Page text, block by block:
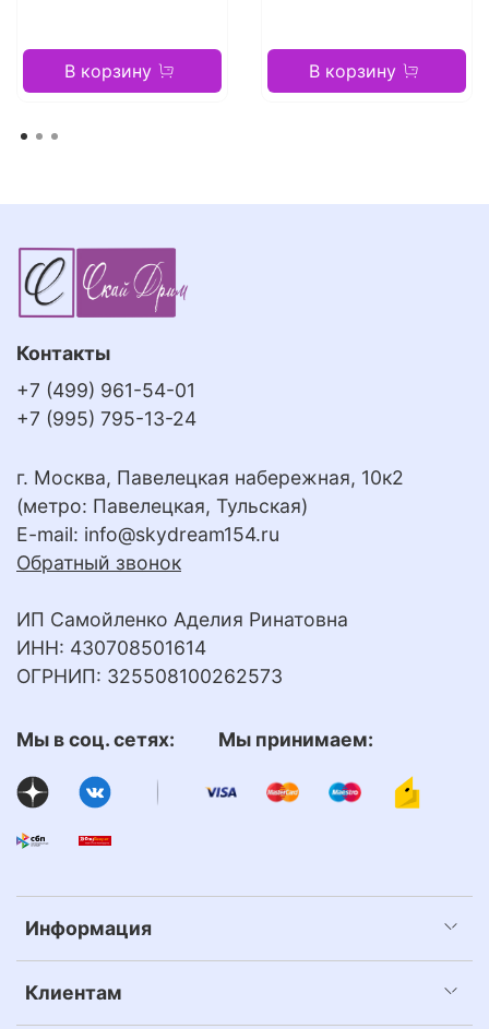
В корзину В корзину
Информация
Клиентам
Контакты
+7 (499) 961-54-01
+7 (995) 795-13-24
г. Москва, Павелецкая набережная, 10к2
(метро: Павелецкая, Тульская)
E-mail: info@skydream154.ru
Обратный звонок
ИП Самойленко Аделия Ринатовна
ИНН: 430708501614
ОГРНИП: 325508100262573
Мы в соц. сетях: Мы принимаем: